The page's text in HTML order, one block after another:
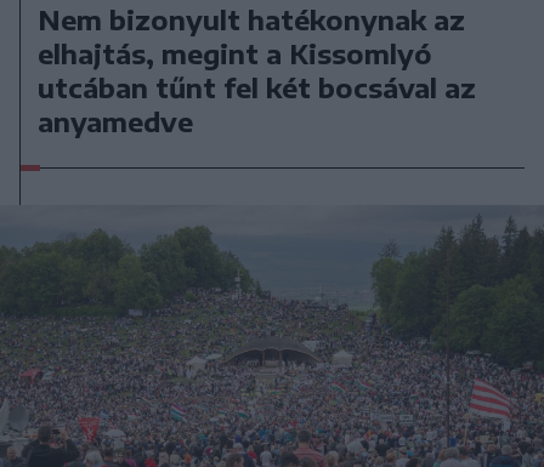
Nem bizonyult hatékonynak az
elhajtás, megint a Kissomlyó
utcában tűnt fel két bocsával az
anyamedve